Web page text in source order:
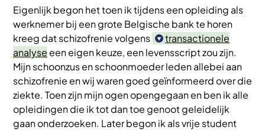
Eigenlijk begon het toen ik tijdens een opleiding als
werknemer bij een grote Belgische bank te horen
kreeg dat schizofrenie volgens
transactionele
analyseeen eigen keuze, een levensscript zou zijn.
Mijn schoonzus en schoonmoeder leden allebei aan
schizofrenie en wij waren goed geïnformeerd over die
ziekte. Toen zijn mijn ogen opengegaan en ben ik alle
opleidingen die ik tot dan toe genoot geleidelijk
gaan onderzoeken. Later begon ik als vrije student